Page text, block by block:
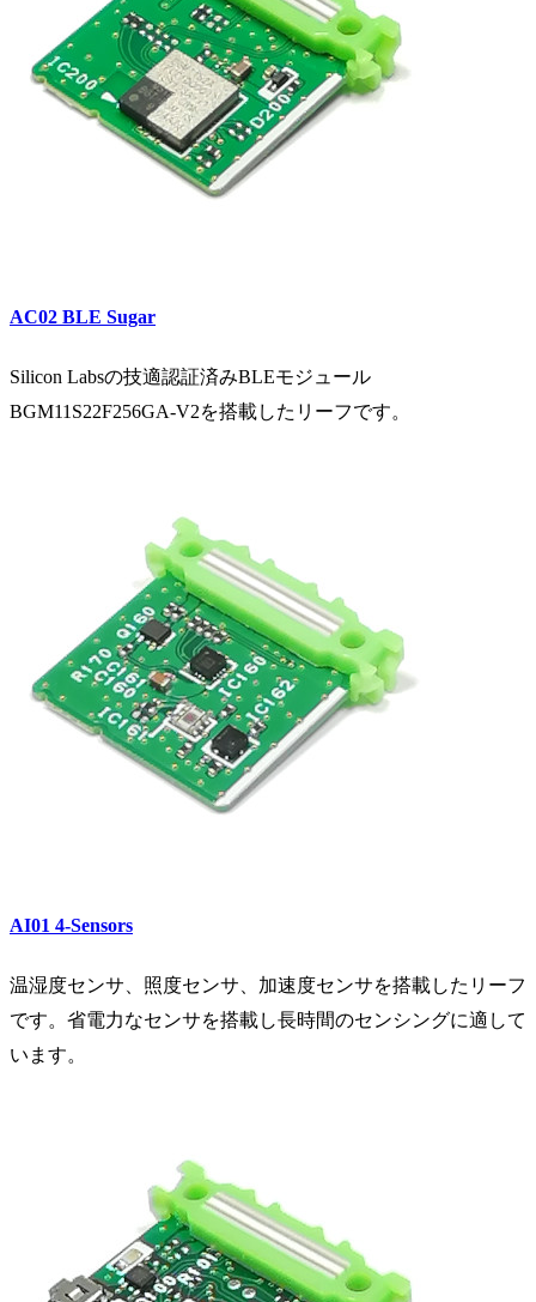
AC02 BLE Sugar
Silicon Labsの技適認証済みBLEモジュール
BGM11S22F256GA-V2を搭載したリーフです。
AI01 4-Sensors
温湿度センサ、照度センサ、加速度センサを搭載したリーフ
です。省電力なセンサを搭載し長時間のセンシングに適して
います。